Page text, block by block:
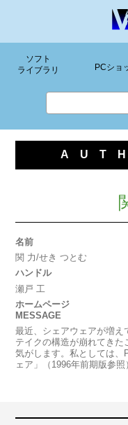
ソフト
ライブラリ
PCショ
名前
関 力/せき つとむ
ハンドル
瀬戸 工
ホームページ
MESSAGE
最近、シェアウェアが増え
テイクの構造が崩れてきた
気がします。私としては、
ェア」（1996年前期版参照